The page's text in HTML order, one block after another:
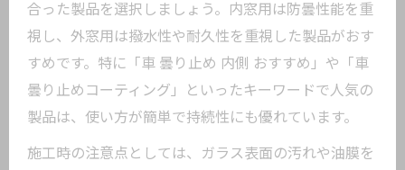
方法
フロントガラス曇り止めの最強対策と実
践法
ガラス曇りの原因を断つカーコーティン
撥水コーティングの曇り解消ポイントを
合った製品を選択しましょう。内窓用は防曇性能を重
視し、外窓用は撥水性や耐久性を重視した製品がおす
すめです。特に「車 曇り止め 内側 おすすめ」や「車
曇り止めコーティング」といったキーワードで人気の
製品は、使い方が簡単で持続性にも優れています。
施工時の注意点としては、ガラス表面の汚れや油膜を